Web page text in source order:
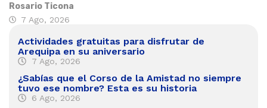
Rosario Ticona
7 Ago, 2026
Actividades gratuitas para disfrutar de
Arequipa en su aniversario
7 Ago, 2026
¿Sabías que el Corso de la Amistad no siempre
tuvo ese nombre? Esta es su historia
6 Ago, 2026